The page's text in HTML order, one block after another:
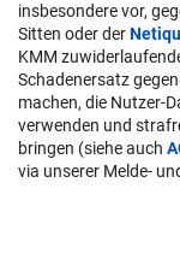
insbesondere vor,
Sitten oder der
KMM
Schadenersatz
machen, die Nutzer-
verwenden und
bringen (siehe auch
via unserer Melde-